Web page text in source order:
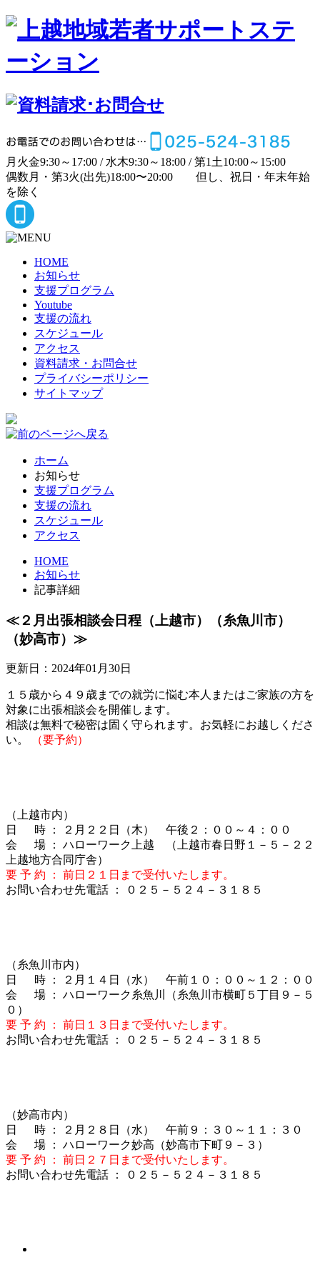
月 火金9:30～17:00 / 水木9:30～18:00 /第1土10:00～15:00
偶数月・第3火(出先)18:00〜20:00 但し、祝日・年末年始
を除く
HOME
お知らせ
支援プログラム
Youtube
支援の流れ
スケジュール
アクセス
資料請求・お問合せ
プライバシーポリシー
サイトマップ
ホーム
お知らせ
支援プログラム
支援の流れ
スケジュール
アクセス
HOME
お知らせ
記事詳細
≪２月出張相談会日程（上越市）（糸魚川市）
（妙高市）≫
更新日：2024年01月30日
１５歳から４９歳までの就労に悩む本人またはご家族の方を
対象に出張相談会を開催します。
相談は無料で秘密は固く守られます。お気軽にお越しくださ
い。
（要予約）
（上越市内）
日 時 ： ２月２２日（木） 午後２：００～４：００
会 場 ： ハローワーク上越 （上越市春日野１－５－２２
上越地方合同庁舎）
要 予 約 ： 前日２１ 日まで受付いたします。
お問い合わせ先電話 ： ０２５－５２４－３１８５
（糸魚川市内）
日 時 ： ２月１４日（水） 午前１０：００～１２：００
会 場 ： ハローワーク糸魚川（糸魚川市横町５丁目９－５
０）
要 予 約 ： 前日１３日まで受付いたします。
お問い合わせ先電話 ： ０２５－５２４－３１８５
（妙高市内）
日 時 ： ２月２８日（水） 午前９：３０～１１：３０
会 場 ： ハローワーク妙高（妙高市下町９－３）
要 予 約 ： 前日２７日まで受付いたします。
お問い合わせ先電話 ： ０２５－５２４－３１８５